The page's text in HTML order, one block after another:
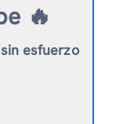
🔥
esfuerzo